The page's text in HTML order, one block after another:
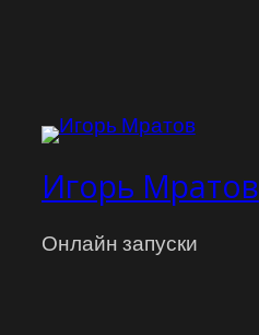
Игорь Мратов
Онлайн запуски